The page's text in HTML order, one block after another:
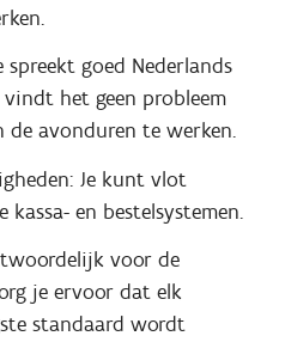
goed Nederlands
vindt het geen probleem
de avonduren te werken.
Je kunt vlot
en bestelsystemen.
voor de
je ervoor dat elk
standaard wordt